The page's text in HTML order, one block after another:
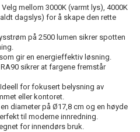
Velg mellom 3000K (varmt lys), 4000K
dagslys) for å skape den rette
på 2500 lumen sikrer spotten
gir en energieffektiv løsning.
RA90 sikrer at fargene fremstår
Ideell for fokusert belysning av
eller kontoret.
diameter på Ø17,8 cm og en høyde
til moderne innredning.
for innendørs bruk.